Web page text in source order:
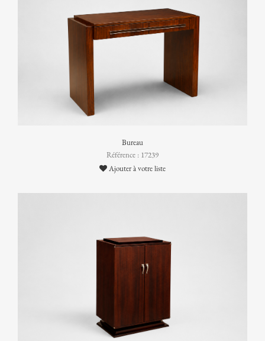
Bureau
Référence : 17239
Ajouter à votre liste